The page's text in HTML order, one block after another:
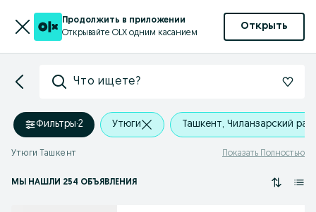
Продолжить в приложении
Открывайте OLX одним касанием
Открыть
Что ищете?
Фильтры·2 Утюги Ташкент, Чиланзарский
Утюги Ташкент Показать Полностью
МЫ НАШЛИ 254 ОБЪЯВЛЕНИЯ